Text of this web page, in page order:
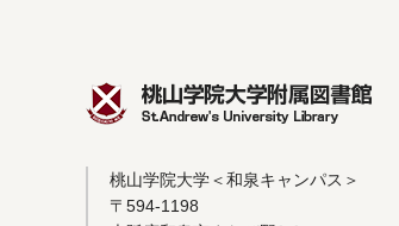
桃山学院大学＜和泉キャンパス＞
〒594-1198